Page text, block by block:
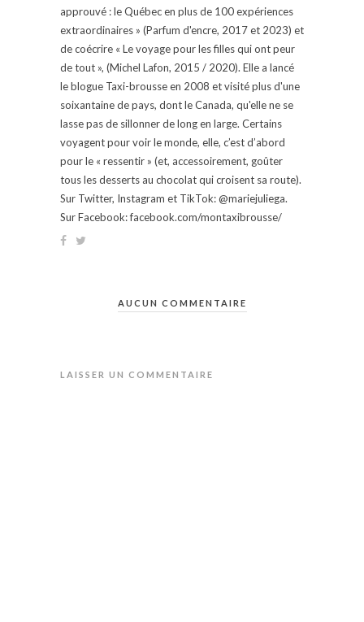
approuvé : le Québec en plus de 100 expériences
extraordinaires » (Parfum d'encre, 2017 et 2023) et
de coécrire « Le voyage pour les filles qui ont peur
de tout », (Michel Lafon, 2015 / 2020). Elle a lancé
le blogue Taxi-brousse en 2008 et visité plus d'une
soixantaine de pays, dont le Canada, qu'elle ne se
lasse pas de sillonner de long en large. Certains
voyagent pour voir le monde, elle, c’est d’abord
pour le « ressentir » (et, accessoirement, goûter
tous les desserts au chocolat qui croisent sa route).
Sur Twitter, Instagram et TikTok: @mariejuliega.
Sur Facebook: facebook.com/montaxibrousse/
AUCUN COMMENTAIRE
LAISSER UN COMMENTAIRE